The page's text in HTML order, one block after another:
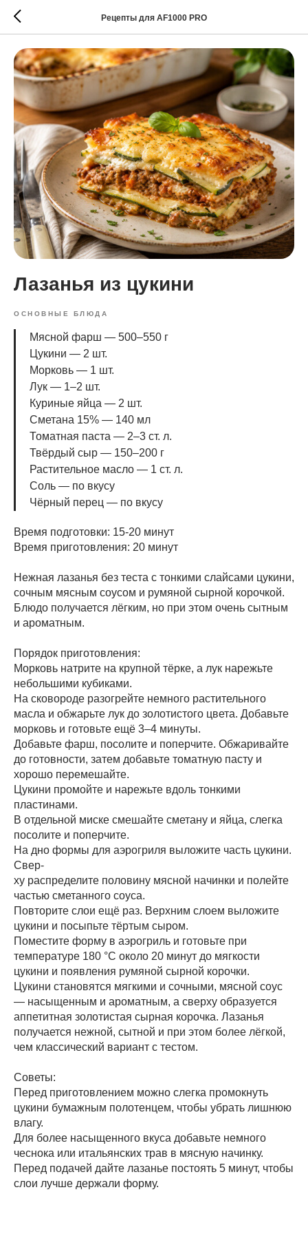
Рецепты для AF1000 PRO
Лазанья из цукини
ОСНОВНЫЕ БЛЮДА
Мясной фарш — 500–550 г
Цукини — 2 шт.
Морковь — 1 шт.
Лук — 1–2 шт.
Куриные яйца — 2 шт.
Сметана 15% — 140 мл
Томатная паста — 2–3 ст. л.
Твёрдый сыр — 150–200 г
Растительное масло — 1 ст. л.
Соль — по вкусу
Чёрный перец — по вкусу
Время подготовки: 15-20 минут
Время приготовления: 20 минут
Нежная лазанья без теста с тонкими слайсами цукини,
сочным мясным соусом и румяной сырной корочкой.
Блюдо получается лёгким, но при этом очень сытным
и ароматным.
Порядок приготовления:
Морковь натрите на крупной тёрке, а лук нарежьте
небольшими кубиками.
На сковороде разогрейте немного растительного
масла и обжарьте лук до золотистого цвета. Добавьте
морковь и готовьте ещё 3–4 минуты.
Добавьте фарш, посолите и поперчите. Обжаривайте
до готовности, затем добавьте томатную пасту и
хорошо перемешайте.
Цукини промойте и нарежьте вдоль тонкими
пластинами.
В отдельной миске смешайте сметану и яйца, слегка
посолите и поперчите.
На дно формы для аэрогриля выложите часть цукини.
Свер-
ху распределите половину мясной начинки и полейте
частью сметанного соуса.
Повторите слои ещё раз. Верхним слоем выложите
цукини и посыпьте тёртым сыром.
Поместите форму в аэрогриль и готовьте при
температуре 180 °C около 20 минут до мягкости
цукини и появления румяной сырной корочки.
Цукини становятся мягкими и сочными, мясной соус
— насыщенным и ароматным, а сверху образуется
аппетитная золотистая сырная корочка. Лазанья
получается нежной, сытной и при этом более лёгкой,
чем классический вариант с тестом.
Советы:
Перед приготовлением можно слегка промокнуть
цукини бумажным полотенцем, чтобы убрать лишнюю
влагу.
Для более насыщенного вкуса добавьте немного
чеснока или итальянских трав в мясную начинку.
Перед подачей дайте лазанье постоять 5 минут, чтобы
слои лучше держали форму.